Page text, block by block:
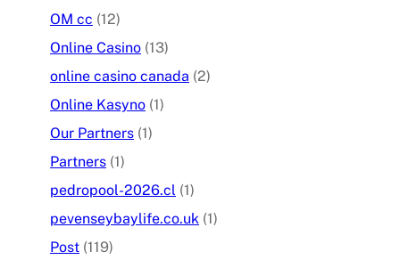
OM cc (12)
Online Casino (13)
online casino canada (2)
Online Kasyno (1)
Our Partners (1)
Partners (1)
pedropool-2026.cl (1)
pevenseybaylife.co.uk (1)
Post (119)